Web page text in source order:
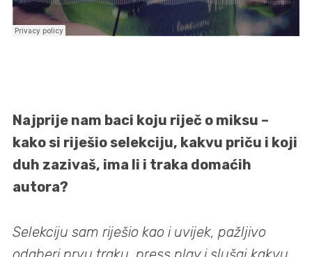
Najprije nam baci koju riječ o miksu –
kako si riješio selekciju, kakvu priču i koji
duh zazivaš, ima li i traka domaćih
autora?
Selekciju sam riješio kao i uvijek, pažljivo